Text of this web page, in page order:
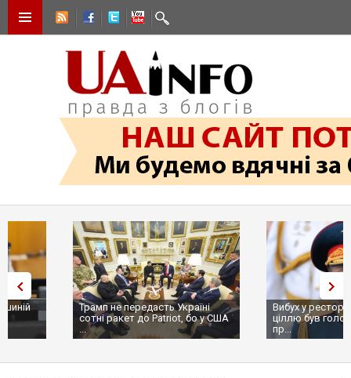
Трамп не передасть Україні
сотні ракет до Patriot, бо у США
Вибух у ресторані в Москві:
ціллю був головком ВКС
пр...